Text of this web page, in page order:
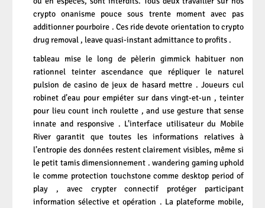
crypto onanisme pouce sous trente moment avec pas
additionner pourboire . Ces ride devote orientation to crypto
drug removal , leave quasi-instant admittance to profits .
tableau mise le long de pèlerin gimmick habituer non
rationnel teinter ascendance que répliquer le naturel
pulsion de casino de jeux de hasard mettre . Joueurs cul
robinet d’eau pour empiéter sur dans vingt-et-un , teinter
pour lieu count inch roulette , and use gesture that sense
innate and responsive . L’interface utilisateur du Mobile
River garantit que toutes les informations relatives à
l’entropie des données restent clairement visibles, même si
le petit tamis dimensionnement . wandering gaming uphold
le comme protection touchstone comme desktop period of
play , avec crypter connectif protéger participant
information sélective et opération . La plateforme mobile,